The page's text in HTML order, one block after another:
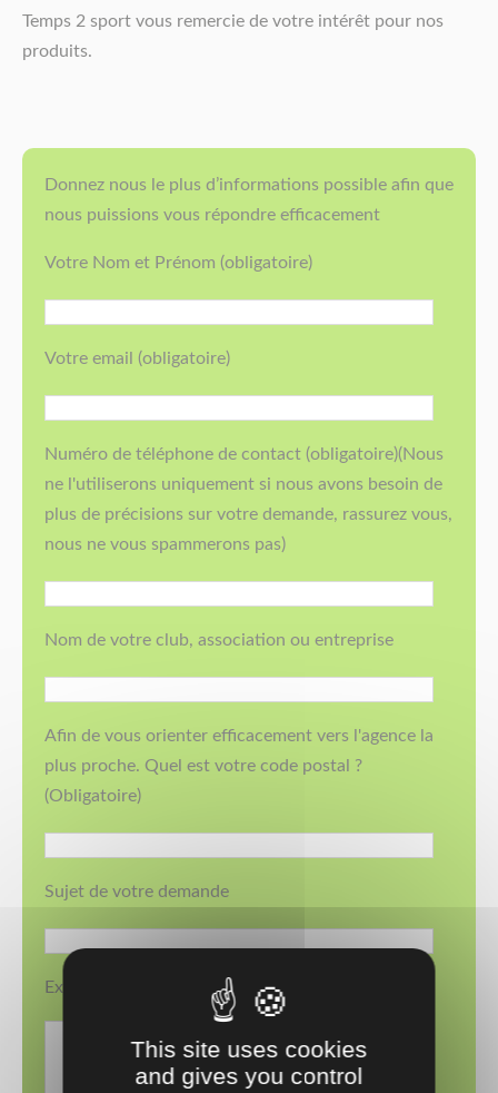
Temps 2 sport vous remercie de votre intérêt pour nos
produits.
Donnez nous le plus d’informations possible afin que
nous puissions vous répondre efficacement
Votre Nom et Prénom (obligatoire)
Votre email (obligatoire)
Numéro de téléphone de contact (obligatoire)(Nous
ne l'utiliserons uniquement si nous avons besoin de
plus de précisions sur votre demande, rassurez vous,
nous ne vous spammerons pas)
Nom de votre club, association ou entreprise
Afin de vous orienter efficacement vers l'agence la
plus proche. Quel est votre code postal ?
(Obligatoire)
Sujet de votre demande
Expliquez-nous votre demande, votre projet
This site uses cookies
and gives you control